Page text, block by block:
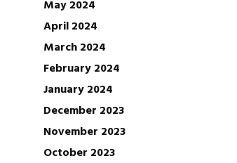
May 2024
April 2024
March 2024
February 2024
January 2024
December 2023
November 2023
October 2023